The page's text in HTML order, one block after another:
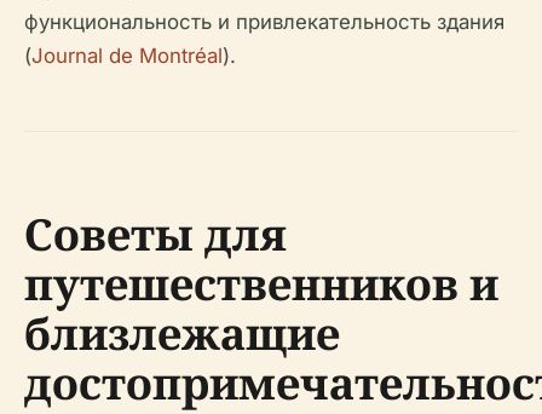
функциональность и привлекательность здания
(Journal de Montréal).
Советы для
путешественников и
близлежащие